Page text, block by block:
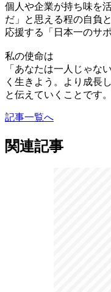
個人や企業が持ち味を
だ」と思える程の自負
応援する「日本一のサ
私の使命は
「あなたは一人じゃな
く生きよう。より成長し
と伝えていくことです。
記事一覧へ
関連記事